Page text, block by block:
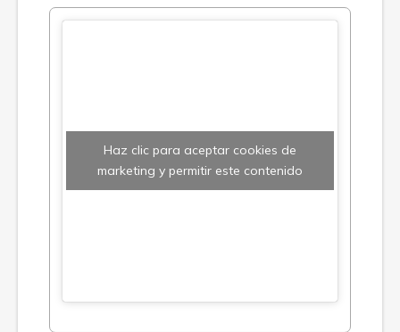
Haz clic para aceptar cookies de
marketing y permitir este contenido